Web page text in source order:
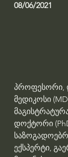
08/06/2021
პროფესორი,
მედიკოსი
დოქტორი
ექსპერტი,